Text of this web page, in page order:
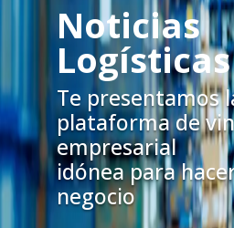
Noticias
Logísticas
Te presentamos
plataforma de
empresarial
idónea para
negocio